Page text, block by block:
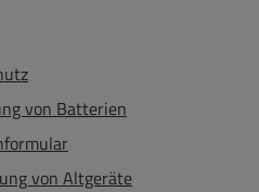
von Batterien
von Altgeräte